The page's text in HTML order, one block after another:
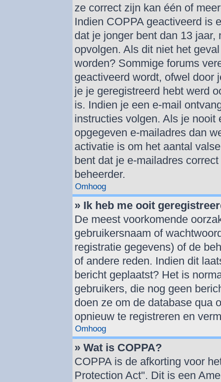
ze correct zijn kan één of
Indien COPPA geactiveerd is
dat je jonger bent dan 13
opvolgen. Als dit niet het
worden? Sommige forums
geactiveerd wordt, ofwel door
je je geregistreerd hebt werd
is. Indien je een e-mail
instructies volgen. Als je
opgegeven e-mailadres dan
activatie is om het aantal
bent dat je e-mailadres
beheerder.
Omhoog
» Ik heb me ooit
De meest voorkomende
gebruikersnaam of
registratie gegevens) of de
of andere reden. Indien dit
bericht geplaatst? Het is
gebruikers, die nog geen
doen ze om de database qua
opnieuw te registreren en
Omhoog
» Wat is COPPA?
COPPA is de afkorting voor
Protection Act". Dit is een